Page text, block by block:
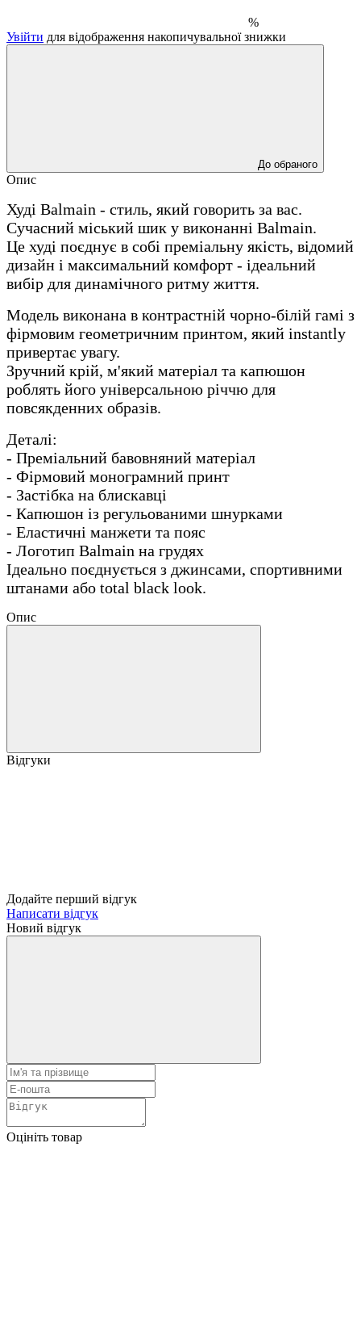
%
Увійти для відображення накопичувальної знижки
До обраного
Опис
Худі Balmain - стиль, який говорить за вас.
Сучасний міський шик у виконанні Balmain.
Це худі поєднує в собі преміальну якість, відомий
дизайн і максимальний комфорт - ідеальний
вибір для динамічного ритму життя.
Модель виконана в контрастній чорно-білій гамі з
фірмовим геометричним принтом, який instantly
привертає увагу.
Зручний крій, м'який матеріал та капюшон
роблять його універсальною річчю для
повсякденних образів.
Деталі:
- Преміальний бавовняний матеріал
- Фірмовий монограмний принт
- Застібка на блискавці
- Капюшон із регульованими шнурками
- Еластичні манжети та пояс
- Логотип Balmain на грудях
Ідеально поєднується з джинсами, спортивними
штанами або total black look.
Опис
Відгуки
Додайте перший відгук
Написати відгук
Новий відгук
Оцініть товар